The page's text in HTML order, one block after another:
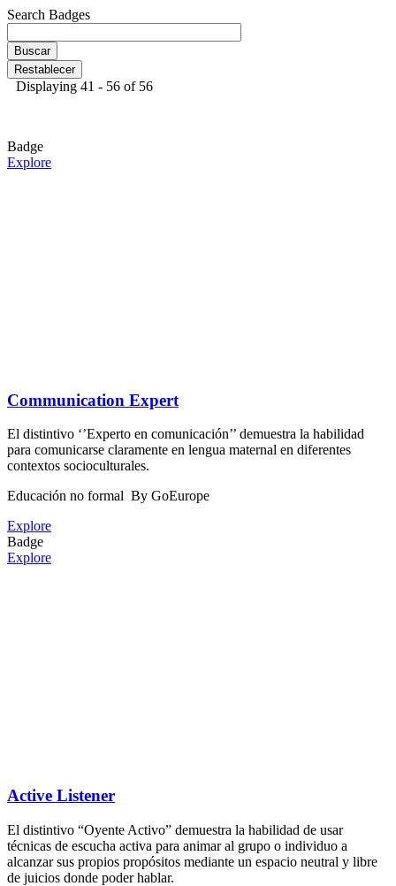
Search Badges
Displaying 41 - 56 of 56
Badge
Explore
Communication Expert
El distintivo ‘’Experto en comunicación’’ demuestra la habilidad
para comunicarse claramente en lengua maternal en diferentes
contextos socioculturales.
Educación no formal By GoEurope
Explore
Badge
Explore
Active Listener
El distintivo “Oyente Activo” demuestra la habilidad de usar
técnicas de escucha activa para animar al grupo o individuo a
alcanzar sus propios propósitos mediante un espacio neutral y libre
de juicios donde poder hablar.